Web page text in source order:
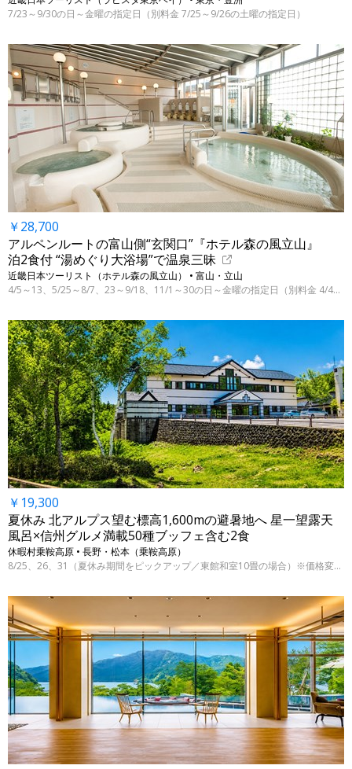
7/23～9/30の日～金曜の指定日（別料金 7/25～9/26の土曜の指定日）
￥28,700
アルペンルートの富山側“玄関口”『ホテル森の風立山』
泊2食付 “湯めぐり大浴場”で温泉三昧
近畿日本ツーリスト（ホテル森の風立山） • 富山・立山
4/5～13、5/25～8/7、23～9/18、11/1～30の日～金曜の指定日（別料金 4/4～11/28）
￥19,300
夏休み 北アルプス望む標高1,600mの避暑地へ 星一望露天
風呂×信州グルメ満載50種ブッフェ含む2食
休暇村乗鞍高原 • 長野・松本（乗鞍高原）
8/25、26、31（夏休み期間をピックアップ／東館和室10畳の場合）※価格変動制、表示料金は7/29 9時時点